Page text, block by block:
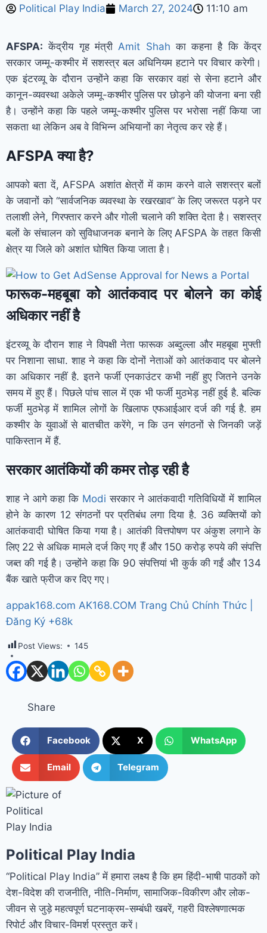
Political Play India March 27, 2024 11:10 am
AFSPA: केंद्रीय गृह मंत्री Amit Shah का कहना है कि केंद्र
सरकार जम्मू-कश्मीर में सशस्त्र बल अधिनियम हटाने पर विचार करेगी।
एक इंटरव्यू के दौरान उन्होंने कहा कि सरकार वहां से सेना हटाने और
कानून-व्यवस्था अकेले जम्मू-कश्मीर पुलिस पर छोड़ने की योजना बना रही
है। उन्होंने कहा कि पहले जम्मू-कश्मीर पुलिस पर भरोसा नहीं किया जा
सकता था लेकिन अब वे विभिन्न अभियानों का नेतृत्व कर रहे हैं।
AFSPA क्या है?
आपको बता दें, AFSPA अशांत क्षेत्रों में काम करने वाले सशस्त्र बलों
के जवानों को “सार्वजनिक व्यवस्था के रखरखाव” के लिए जरूरत पड़ने पर
तलाशी लेने, गिरफ्तार करने और गोली चलाने की शक्ति देता है। सशस्त्र
बलों के संचालन को सुविधाजनक बनाने के लिए AFSPA के तहत किसी
क्षेत्र या जिले को अशांत घोषित किया जाता है।
फारूक-महबूबा को आतंकवाद पर बोलने का कोई
अधिकार नहीं है
इंटरव्यू के दौरान शाह ने विपक्षी नेता फारूक अब्दुल्ला और महबूबा मुफ्ती
पर निशाना साधा. शाह ने कहा कि दोनों नेताओं को आतंकवाद पर बोलने
का अधिकार नहीं है. इतने फर्जी एनकाउंटर कभी नहीं हुए जितने उनके
समय में हुए हैं। पिछले पांच साल में एक भी फर्जी मुठभेड़ नहीं हुई है. बल्कि
फर्जी मुठभेड़ में शामिल लोगों के खिलाफ एफआईआर दर्ज की गई है. हम
कश्मीर के युवाओं से बातचीत करेंगे, न कि उन संगठनों से जिनकी जड़ें
पाकिस्तान में हैं.
सरकार आतंकियों की कमर तोड़ रही है
शाह ने आगे कहा कि Modi सरकार ने आतंकवादी गतिविधियों में शामिल
होने के कारण 12 संगठनों पर प्रतिबंध लगा दिया है. 36 व्यक्तियों को
आतंकवादी घोषित किया गया है। आतंकी वित्तपोषण पर अंकुश लगाने के
लिए 22 से अधिक मामले दर्ज किए गए हैं और 150 करोड़ रुपये की संपत्ति
जब्त की गई है। उन्होंने कहा कि 90 संपत्तियां भी कुर्क की गईं और 134
बैंक खाते फ्रीज कर दिए गए।
appak168.com AK168.COM Trang Chủ Chính Thức |
Đăng Ký +68k
Post Views: 145
Share
Facebook X WhatsApp
Email Telegram
Political Play India
“Political Play India” में हमारा लक्ष्य है कि हम हिंदी-भाषी पाठकों को
देश-विदेश की राजनीति, नीति-निर्माण, सामाजिक-विकीरण और लोक-
जीवन से जुड़े महत्वपूर्ण घटनाक्रम-सम्बंधी खबरें, गहरी विश्लेषणात्मक
रिपोर्ट और विचार-विमर्श प्रस्तुत करें।